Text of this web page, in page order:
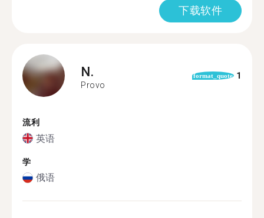
下载软件
N.
Provo
format_quote 1
流利
英语
学
俄语